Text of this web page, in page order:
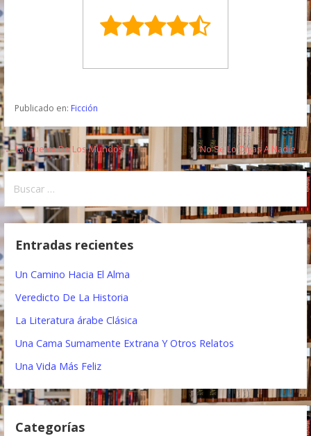
Publicado en: Ficción
N
a
v
e
a
ó
d
← La Guerra De Los Mundos No Se Lo Digas A Nadie →
s
Entradas recientes
Un Camino Hacia El Alma
Veredicto De La Historia
La Literatura árabe Clásica
Una Cama Sumamente Extrana Y Otros Relatos
Una Vida Más Feliz
Categorías